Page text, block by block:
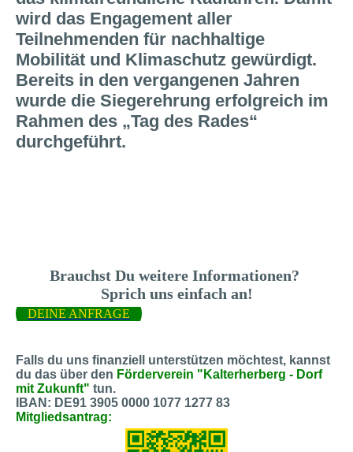
wird das Engagement aller
Teilnehmenden für nachhaltige
Mobilität und Klimaschutz gewürdigt.
Bereits in den vergangenen Jahren
wurde die Siegerehrung erfolgreich im
Rahmen des „Tag des Rades“
durchgeführt.
Brauchst Du weitere Informationen?
Sprich uns einfach an!
DEINE ANFRAGE
Falls du uns finanziell unterstützen möchtest, kannst
du das über den Förderverein "Kalterherberg - Dorf
mit Zukunft" tun.
IBAN: DE91 3905 0000 1077 1277 83
Mitgliedsantrag: